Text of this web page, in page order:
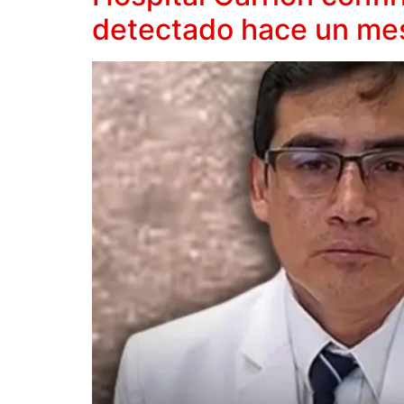
detectado hace un